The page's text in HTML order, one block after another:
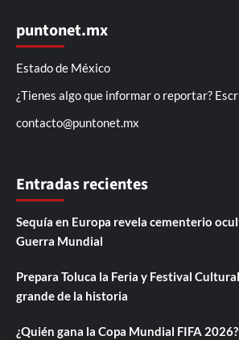
puntonet.mx
Estado de México
¿Tienes algo que informar o reportar?
contacto@puntonet.mx
Entradas recientes
Sequía en Europa revela cementerio
Guerra Mundial
Prepara Toluca la Feria y Festival
grande de la historia
¿Quién gana la Copa Mundial FIFA